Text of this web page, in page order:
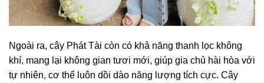
Ngoài ra, cây Phát Tài còn có khả năng thanh lọc không
khí, mang lại không gian tươi mới, giúp gia chủ hài hòa với
tự nhiên, cơ thể luôn dồi dào năng lượng tích cực. Cây